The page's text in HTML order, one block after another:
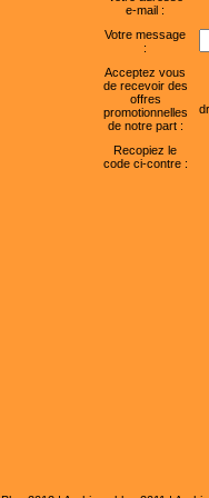
e-mail :
Votre message
:
Acceptez vous
de recevoir des
offres
promotionnelles
de notre part :
Recopiez le
code ci-contre :